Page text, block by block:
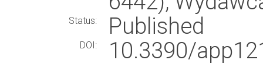
Status: Published
DOI:
10.3390/